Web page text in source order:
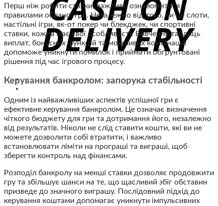
Перш ніж робити ставки, важливо ознайомитися з
правилами обраної гри. Незалежно від того, чи це слоти,
настільні ігри, як-от покер чи блекджек, чи спортивні
ставки, кожна має свої особливості. Вивчення таблиць
виплат, бонусних функцій та можливих комбінацій
допоможе уникнути помилок і приймати обґрунтовані
рішення під час ігрового процесу.
Керування банкролом: запорука стабільності
Одним із найважливіших аспектів успішної гри є
ефективне керування банкролом. Це означає визначення
чіткого бюджету для гри та дотримання його, незалежно
від результатів. Ніколи не слід ставити кошти, які ви не
можете дозволити собі втратити, і важливо
встановлювати ліміти на програші та виграші, щоб
зберегти контроль над фінансами.
Розподіл банкролу на менші ставки дозволяє продовжити
гру та збільшує шанси на те, що щасливий збіг обставин
призведе до значного виграшу. Послідовний підхід до
керування коштами допомагає уникнути імпульсивних